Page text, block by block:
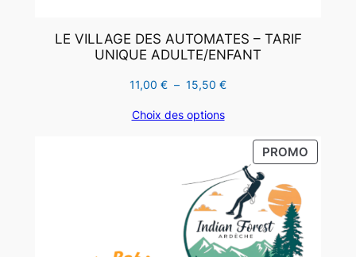
LE VILLAGE DES AUTOMATES – TARIF
UNIQUE ADULTE/ENFANT
11,00 € – 15,50 €Plage
15,50 €
Choix des options
PROMO
EN